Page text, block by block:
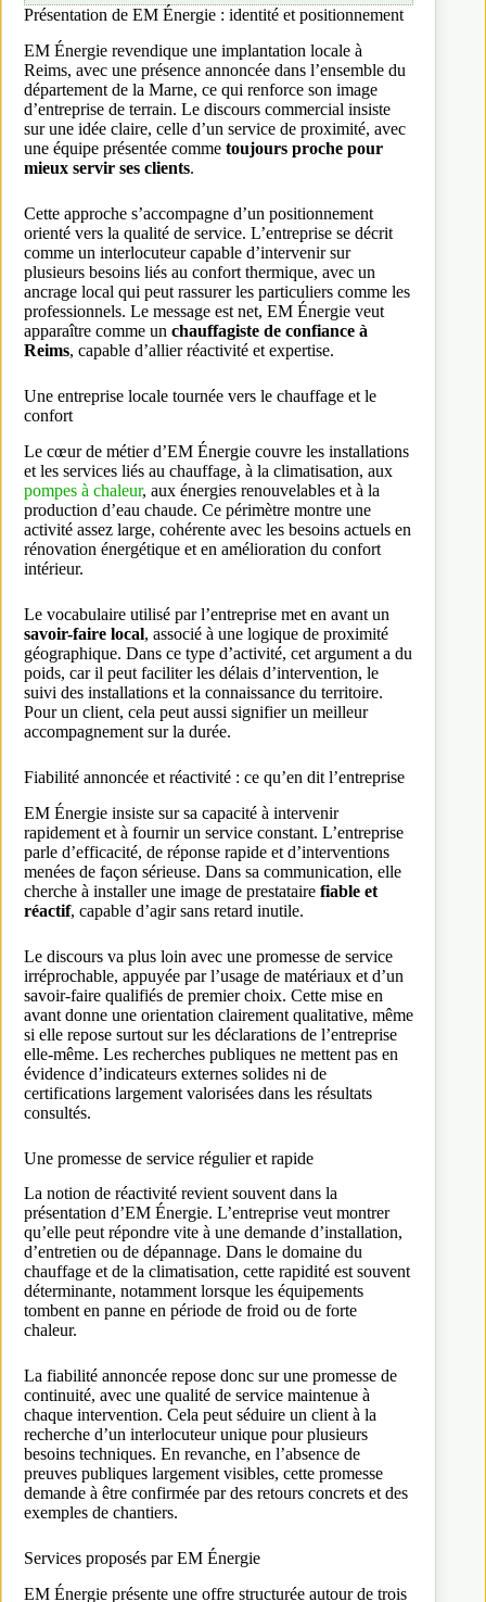
Présentation de EM Énergie : identité et positionnement
EM Énergie revendique une implantation locale à
Reims, avec une présence annoncée dans l’ensemble du
département de la Marne, ce qui renforce son image
d’entreprise de terrain. Le discours commercial insiste
sur une idée claire, celle d’un service de proximité, avec
une équipe présentée comme toujours proche pour
mieux servir ses clients.
Cette approche s’accompagne d’un positionnement
orienté vers la qualité de service. L’entreprise se décrit
comme un interlocuteur capable d’intervenir sur
plusieurs besoins liés au confort thermique, avec un
ancrage local qui peut rassurer les particuliers comme les
professionnels. Le message est net, EM Énergie veut
apparaître comme un chauffagiste de confiance à
Reims, capable d’allier réactivité et expertise.
Une entreprise locale tournée vers le chauffage et le
confort
Le cœur de métier d’EM Énergie couvre les installations
et les services liés au chauffage, à la climatisation, aux
pompes à chaleur, aux énergies renouvelables et à la
production d’eau chaude. Ce périmètre montre une
activité assez large, cohérente avec les besoins actuels en
rénovation énergétique et en amélioration du confort
intérieur.
Le vocabulaire utilisé par l’entreprise met en avant un
savoir-faire local, associé à une logique de proximité
géographique. Dans ce type d’activité, cet argument a du
poids, car il peut faciliter les délais d’intervention, le
suivi des installations et la connaissance du territoire.
Pour un client, cela peut aussi signifier un meilleur
accompagnement sur la durée.
Fiabilité annoncée et réactivité : ce qu’en dit l’entreprise
EM Énergie insiste sur sa capacité à intervenir
rapidement et à fournir un service constant. L’entreprise
parle d’efficacité, de réponse rapide et d’interventions
menées de façon sérieuse. Dans sa communication, elle
cherche à installer une image de prestataire fiable et
réactif, capable d’agir sans retard inutile.
Le discours va plus loin avec une promesse de service
irréprochable, appuyée par l’usage de matériaux et d’un
savoir-faire qualifiés de premier choix. Cette mise en
avant donne une orientation clairement qualitative, même
si elle repose surtout sur les déclarations de l’entreprise
elle-même. Les recherches publiques ne mettent pas en
évidence d’indicateurs externes solides ni de
certifications largement valorisées dans les résultats
consultés.
Une promesse de service régulier et rapide
La notion de réactivité revient souvent dans la
présentation d’EM Énergie. L’entreprise veut montrer
qu’elle peut répondre vite à une demande d’installation,
d’entretien ou de dépannage. Dans le domaine du
chauffage et de la climatisation, cette rapidité est souvent
déterminante, notamment lorsque les équipements
tombent en panne en période de froid ou de forte
chaleur.
La fiabilité annoncée repose donc sur une promesse de
continuité, avec une qualité de service maintenue à
chaque intervention. Cela peut séduire un client à la
recherche d’un interlocuteur unique pour plusieurs
besoins techniques. En revanche, en l’absence de
preuves publiques largement visibles, cette promesse
demande à être confirmée par des retours concrets et des
exemples de chantiers.
Services proposés par EM Énergie
EM Énergie présente une offre structurée autour de trois